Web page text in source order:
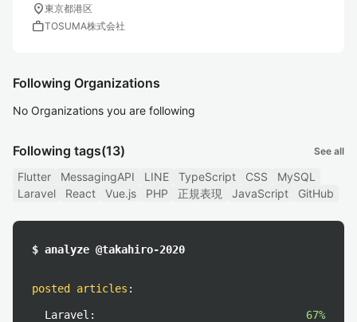
location_on東京都港区
workTOSUMA株式会社
Following Organizations
No Organizations you are following
Following tags(13) See all
Flutter MessagingAPI LINE TypeScript CSS
MySQL
Laravel
React Vue.js PHP 正規表現 JavaScript GitHub
$ analyze @takahiro-2020
posted articles :
Laravel:
67%